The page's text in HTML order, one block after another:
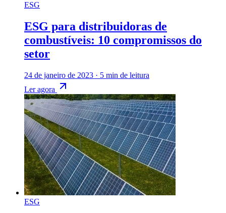
ESG
ESG para distribuidoras de
combustíveis: 10 compromissos do
setor
24 de janeiro de 2023 · 5 min de leitura
Ler agora
ESG